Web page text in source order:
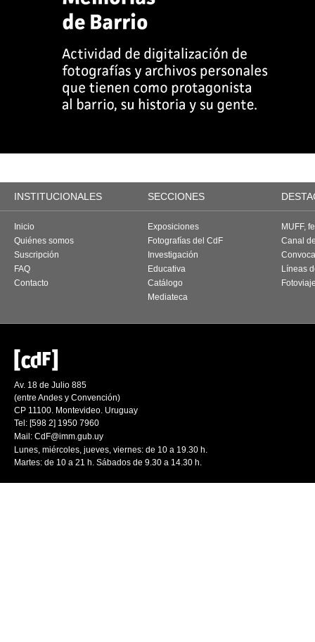
INSTITUCIONALES SECCIONES
Inicio
Quiénes somos
Suscripción
FAQ
Contacto
Exposiciones
Fotografías del CdF
Investigación
Educativa
Catálogo
Mediateca
MUFF,
Canal
Líneas
Av. 18 de Julio 885
(entre Andes y Convención)
CP 11100. Montevideo. Uruguay
Tel: [598 2] 1950 7960
Mail: CdF@imm.gub.uy
Lunes, miércoles, jueves, viernes: de 10 a 19.30 h.
Martes: de 10 a 21 h. Sábados de 9.30 a 14.30 h.